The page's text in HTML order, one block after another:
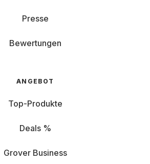
Presse
Bewertungen
ANGEBOT
Top-Produkte
Deals %
Grover Business